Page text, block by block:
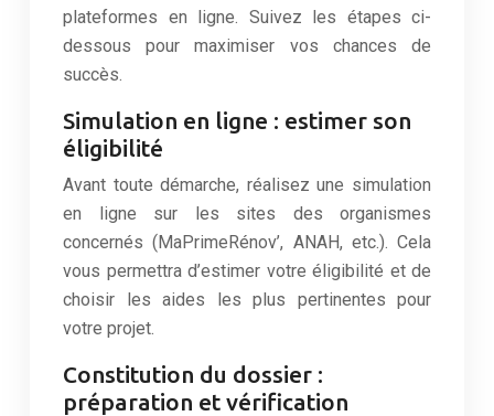
plateformes en ligne. Suivez les étapes ci-
dessous pour maximiser vos chances de
succès.
Simulation en ligne : estimer son
éligibilité
Avant toute démarche, réalisez une simulation
en ligne sur les sites des organismes
concernés (MaPrimeRénov’, ANAH, etc.). Cela
vous permettra d’estimer votre éligibilité et de
choisir les aides les plus pertinentes pour
votre projet.
Constitution du dossier :
préparation et vérification